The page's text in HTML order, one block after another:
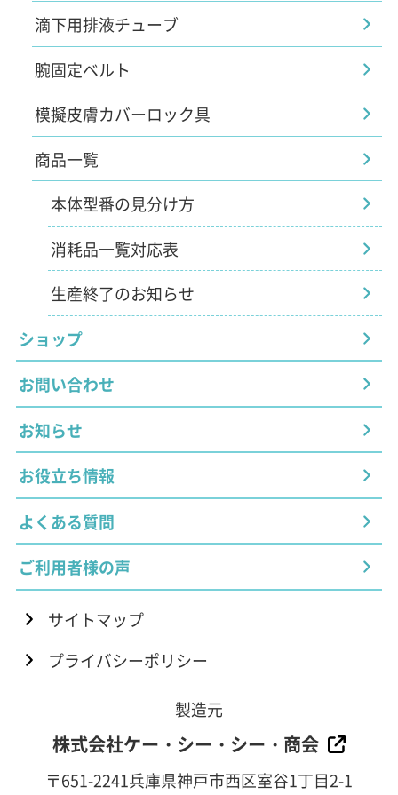
滴下用排液チューブ
腕固定ベルト
模擬皮膚カバーロック具
商品一覧
本体型番の見分け方
消耗品一覧対応表
生産終了のお知らせ
ショップ
お問い合わせ
お知らせ
お役立ち情報
よくある質問
ご利用者様の声
サイトマップ
プライバシーポリシー
製造元
株式会社ケー・シー・シー・商会
〒651-2241兵庫県神戸市西区室谷1丁目2-1